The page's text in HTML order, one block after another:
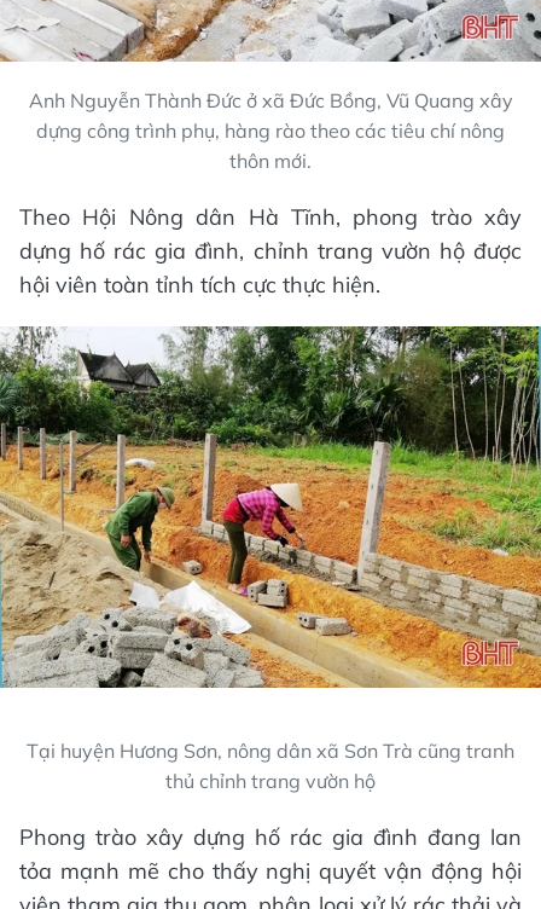
Anh Nguyễn Thành Đức ở xã Đức Bồng, Vũ Quang xây
dựng công trình phụ, hàng rào theo các tiêu chí nông
thôn mới.
Theo Hội Nông dân Hà Tĩnh, phong trào xây
dựng hố rác gia đình, chỉnh trang vườn hộ được
hội viên toàn tỉnh tích cực thực hiện.
Tại huyện Hương Sơn, nông dân xã Sơn Trà cũng tranh
thủ chỉnh trang vườn hộ
Phong trào xây dựng hố rác gia đình đang lan
tỏa mạnh mẽ cho thấy nghị quyết vận động hội